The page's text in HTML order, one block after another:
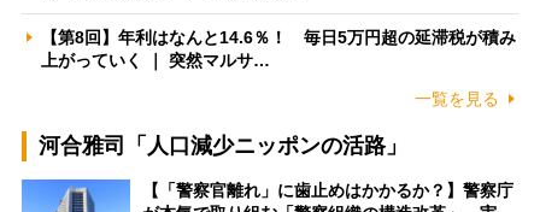
【第8回】年利はなんと14.6％！ 毎日5万円超の延滞税が積み
上がっていく ｜ 突然マルサ…
一覧を見る
河合雅司「人口減少ニッポンの活路」
【「警察官離れ」に歯止めはかかるか？】警察庁